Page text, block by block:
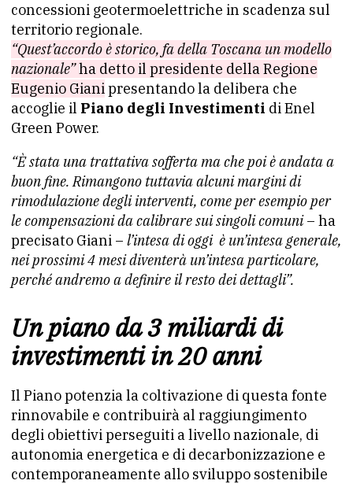
concessioni geotermoelettriche in scadenza sul
territorio regionale.
“Quest’accordo è storico, fa della Toscana un modello
nazionale”ha detto il presidente della Regione
Eugenio Gianipresentando la delibera che
accoglie il Piano degli Investimenti di Enel
Green Power.
“È stata una trattativa sofferta ma che poi è andata a
buon fine. Rimangono tuttavia alcuni margini di
rimodulazione degli interventi, come per esempio per
le compensazioni da calibrare sui singoli comuni– ha
precisato Giani – l’intesa di oggi è un’intesa generale,
nei prossimi 4 mesi diventerà un’intesa particolare,
perché andremo a definire il resto dei dettagli”.
Un piano da 3 miliardi di
investimenti in 20 anni
Il Piano potenzia la coltivazione di questa fonte
rinnovabile e contribuirà al raggiungimento
degli obiettivi perseguiti a livello nazionale, di
autonomia energetica e di decarbonizzazione e
contemporaneamente allo sviluppo sostenibile